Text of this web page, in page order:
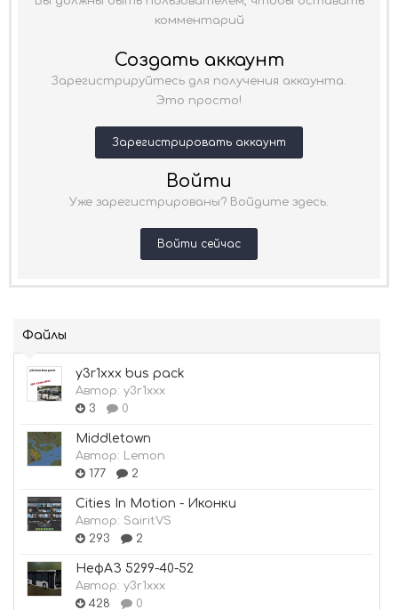
комментарий
Создать аккаунт
Зарегистрируйтесь для получения аккаунта.
Это просто!
Зарегистрировать аккаунт
Войти
Уже зарегистрированы? Войдите здесь.
Войти сейчас
Файлы
y3r1xxx bus pack
Автор: y3r1xxx
3
0
Middletown
Автор: Lemon
177
2
Cities In Motion - Иконки
Автор: SairitVS
293
2
НефАЗ 5299-40-52
Автор: y3r1xxx
428
0